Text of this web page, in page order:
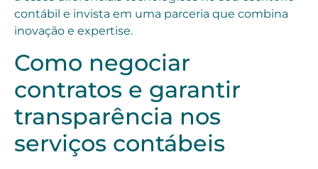
contábil e invista em uma parceria que combina
inovação e expertise.
Como negociar
contratos e garantir
transparência nos
serviços contábeis